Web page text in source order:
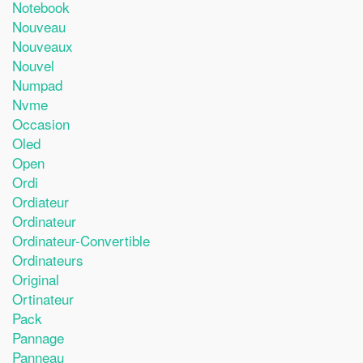
Notebook
Nouveau
Nouveaux
Nouvel
Numpad
Nvme
Occasion
Oled
Open
Ordi
Ordiateur
Ordinateur
Ordinateur-Convertible
Ordinateurs
Original
Ortinateur
Pack
Pannage
Panneau